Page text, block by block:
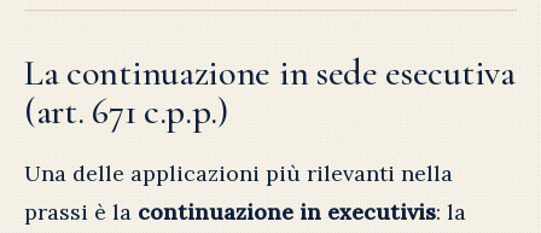
La continuazione in sede esecutiva
(art. 671 c.p.p.)
Una delle applicazioni più rilevanti nella
prassi è la continuazione in executivis: la